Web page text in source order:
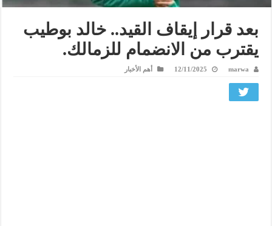
بعد قرار إيقاف القيد.. خالد بوطيب
يقترب من الانضمام للزمالك.
marwa
12/11/2025 أهم الأخبار